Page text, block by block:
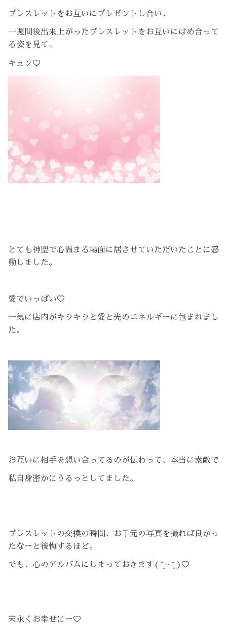
ブレスレットをお互いにプレゼントし合い、
一週間後出来上がったブレスレットをお互いにはめ合って
る姿を見て、
キュン♡
とても神聖で心温まる場面に居させていただいたことに感
動しました。
愛でいっぱい♡
一気に店内がキラキラと愛と光のエネルギーに包まれまし
た。
お互いに相手を想い合ってるのが伝わって、本当に素敵で
私自身密かにうるっとしてました。
ブレスレットの交換の瞬間、お手元の写真を撮れば良かっ
たなーと後悔するほど。
でも、心のアルバムにしまっておきます( ˘͈ ᵕ ˘͈ )♡
末永くお幸せにー♡